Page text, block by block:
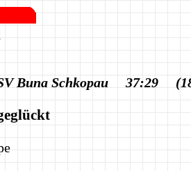
Buna Schkopau 37:29